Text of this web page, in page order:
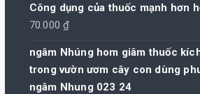
240.000 ₫.
Công dụng của thuốc mạnh hơn
70.000₫
ngâm Nhúng hom giâm thuốc
trong vườn ươm cây con dùng
ngâm Nhung 023 24